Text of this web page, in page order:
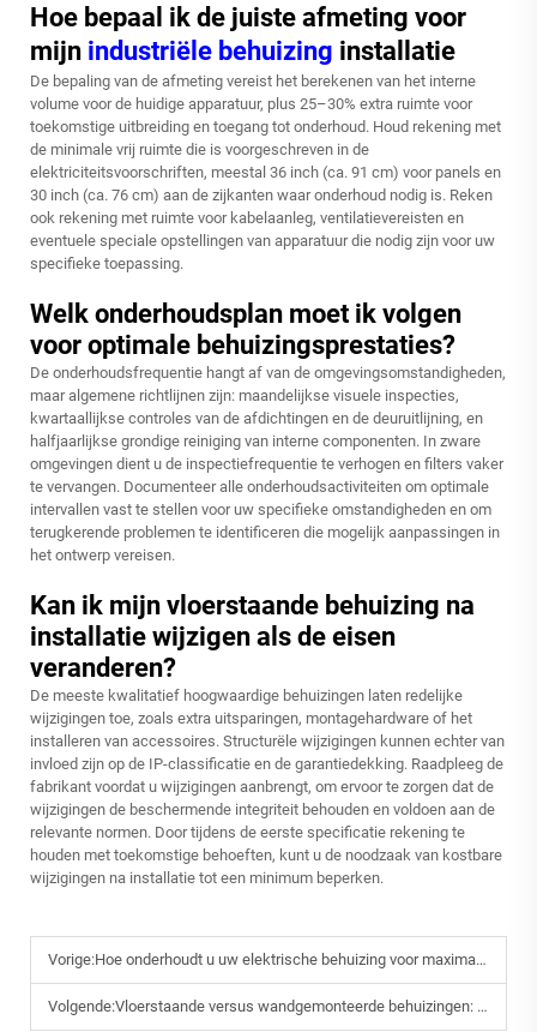
Hoe bepaal ik de juiste afmeting voor
mijn industriële behuizing installatie
De bepaling van de afmeting vereist het berekenen van het interne
volume voor de huidige apparatuur, plus 25–30% extra ruimte voor
toekomstige uitbreiding en toegang tot onderhoud. Houd rekening met
de minimale vrij ruimte die is voorgeschreven in de
elektriciteitsvoorschriften, meestal 36 inch (ca. 91 cm) voor panels en
30 inch (ca. 76 cm) aan de zijkanten waar onderhoud nodig is. Reken
ook rekening met ruimte voor kabelaanleg, ventilatievereisten en
eventuele speciale opstellingen van apparatuur die nodig zijn voor uw
specifieke toepassing.
Welk onderhoudsplan moet ik volgen
voor optimale behuizingsprestaties?
De onderhoudsfrequentie hangt af van de omgevingsomstandigheden,
maar algemene richtlijnen zijn: maandelijkse visuele inspecties,
kwartaallijkse controles van de afdichtingen en de deuruitlijning, en
halfjaarlijkse grondige reiniging van interne componenten. In zware
omgevingen dient u de inspectiefrequentie te verhogen en filters vaker
te vervangen. Documenteer alle onderhoudsactiviteiten om optimale
intervallen vast te stellen voor uw specifieke omstandigheden en om
terugkerende problemen te identificeren die mogelijk aanpassingen in
het ontwerp vereisen.
Kan ik mijn vloerstaande behuizing na
installatie wijzigen als de eisen
veranderen?
De meeste kwalitatief hoogwaardige behuizingen laten redelijke
wijzigingen toe, zoals extra uitsparingen, montagehardware of het
installeren van accessoires. Structurële wijzigingen kunnen echter van
invloed zijn op de IP-classificatie en de garantiedekking. Raadpleeg de
fabrikant voordat u wijzigingen aanbrengt, om ervoor te zorgen dat de
wijzigingen de beschermende integriteit behouden en voldoen aan de
relevante normen. Door tijdens de eerste specificatie rekening te
houden met toekomstige behoeften, kunt u de noodzaak van kostbare
wijzigingen na installatie tot een minimum beperken.
Vorige:Hoe onderhoudt u uw elektrische behuizing voor maximale duurzaamheid?
Volgende:Vloerstaande versus wandgemonteerde behuizingen: welke bespaart meer ruimte?